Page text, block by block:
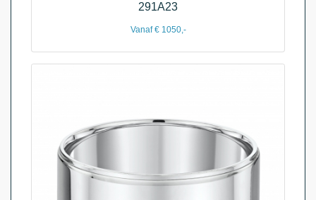
291A23
Vanaf € 1050,-